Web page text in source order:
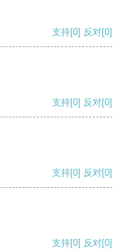
支持[0] 反对[0]
支持[0] 反对[0]
支持[0] 反对[0]
支持[0] 反对[0]